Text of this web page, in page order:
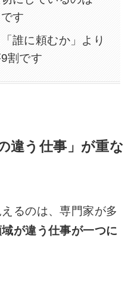
す
誰に頼むか」より
割です
違う仕事」が重な
るのは、専門家が多
が違う仕事が一つに